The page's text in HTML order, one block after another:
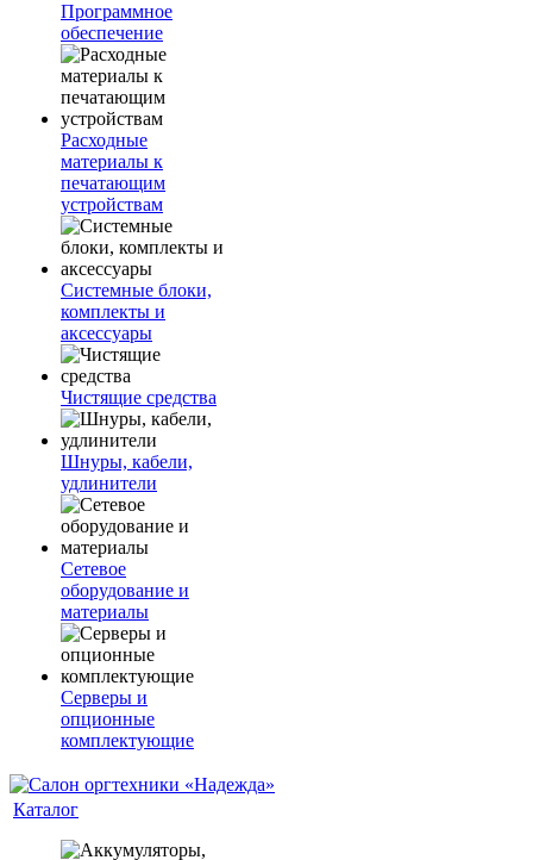
Программное
обеспечение
Расходные
материалы к
печатающим
устройствам
Системные блоки,
комплекты и
аксессуары
Чистящие средства
Шнуры, кабели,
удлинители
Сетевое
оборудование и
материалы
Серверы и
опционные
комплектующие
Каталог